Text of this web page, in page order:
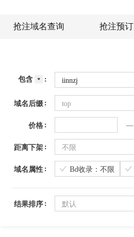
抢注域名查询 抢注预订
包含
域名后缀 top
价格
距离下架 不限
域名属性 Bd收录：不限
结果排序 默认